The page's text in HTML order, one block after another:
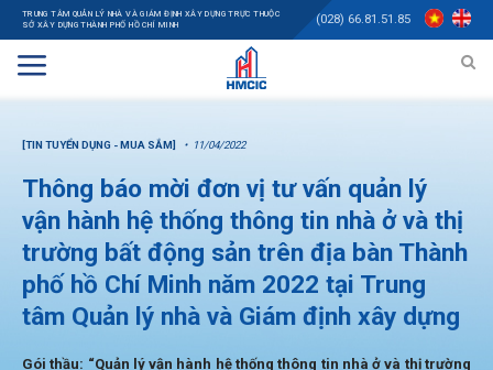
TRUNG TÂM QUẢN LÝ NHÀ VÀ GIÁM ĐỊNH XÂY DỰNG TRỰC THUỘC
SỞ XÂY DỰNG THÀNH PHỐ HỒ CHÍ MINH
(028) 66.81.51.85
[TIN TUYỂN DỤNG - MUA SẮM] 11/04/2022
Thông báo mời đơn vị tư vấn quản lý
vận hành hệ thống thông tin nhà ở và thị
trường bất động sản trên địa bàn Thành
phố hồ Chí Minh năm 2022 tại Trung
tâm Quản lý nhà và Giám định xây dựng
Gói thầu: “Quản lý vận hành hệ thống thông tin nhà ở và thị trường